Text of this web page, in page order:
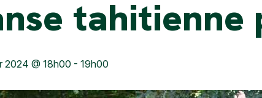
2024 @ 18h00 - 19h00